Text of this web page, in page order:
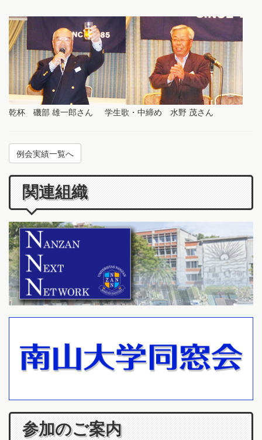
乾杯 磯部 雄一郎さん 学生歌・中締め 水野 茂さん
例会実績一覧へ
関連組織
参加のご案内